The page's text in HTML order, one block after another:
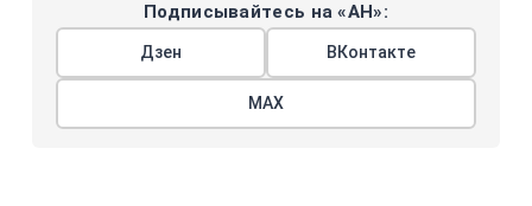
Подписывайтесь на «АН»:
Дзен ВКонтакте
МАХ